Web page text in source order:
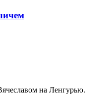
на Ленгурью.